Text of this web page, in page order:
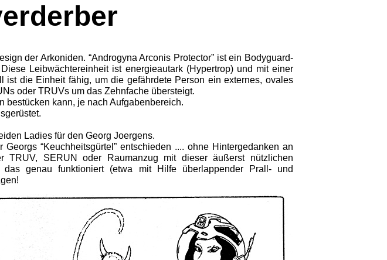
der Arkoniden. “Androgyna Arconis Protector” ist ein Bodyguard-
Leibwächtereinheit ist energieautark (Hypertrop) und mit einer
die Einheit fähig, um die gefährdete Person ein externes, ovales
oder TRUVs um das Zehnfache übersteigt.
bestücken kann, je nach Aufgabenbereich.
Ladies für den Georg Joergens.
“Keuchheitsgürtel” entschieden .... ohne Hintergedanken an
TRUV, SERUN oder Raumanzug mit dieser äußerst nützlichen
genau funktioniert (etwa mit Hilfe überlappender Prall- und